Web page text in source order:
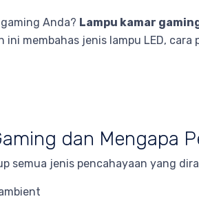
Anda? Lampu kamar
membahas jenis lampu LED,
dan Mengapa
semua jenis pencahayaan yang